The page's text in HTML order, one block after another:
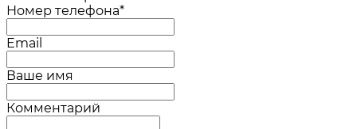
Номер телефона*
Email
Ваше имя
Комментарий